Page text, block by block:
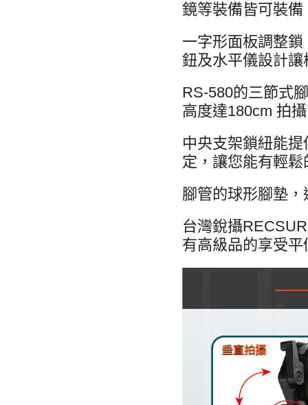
鏡等裝備皆可裝備
一字形面板調整
鈕及水平儀設計
RS-580的三節式
高度達180cm 拍
中央支架鎖紐能
定，讓您能有輕
腳管的球形腳墊
台灣銳攝
有高級品的享受